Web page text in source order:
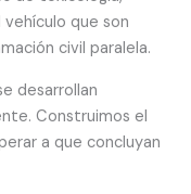
que son
civil paralela.
desarrollan
Construimos el
a que concluyan